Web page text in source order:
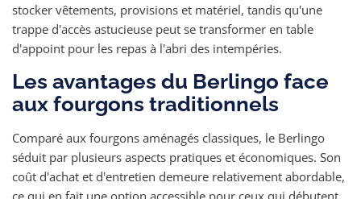
stocker vêtements, provisions et matériel, tandis qu'une
trappe d'accès astucieuse peut se transformer en table
d'appoint pour les repas à l'abri des intempéries.
Les avantages du Berlingo face
aux fourgons traditionnels
Comparé aux fourgons aménagés classiques, le Berlingo
séduit par plusieurs aspects pratiques et économiques. Son
coût d'achat et d'entretien demeure relativement abordable,
ce qui en fait une option accessible pour ceux qui débutent